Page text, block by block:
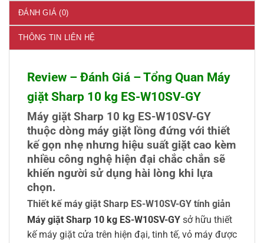
ĐÁNH GIÁ (0)
THÔNG TIN LIÊN HỆ
Review – Đánh Giá – Tổng Quan Máy
giặt Sharp 10 kg ES-W10SV-GY
Máy giặt Sharp 10 kg ES-W10SV-GY
thuộc dòng máy giặt lồng đứng với thiết
kế gọn nhẹ nhưng hiệu suất giặt cao kèm
nhiều công nghệ hiện đại chắc chắn sẽ
khiến người sử dụng hài lòng khi lựa
chọn.
Thiết kế máy giặt Sharp ES-W10SV-GY tính giản
Máy giặt Sharp 10 kg ES-W10SV-GY sở hữu thiết
kế máy giặt cửa trên hiện đại, tinh tế, vỏ máy được